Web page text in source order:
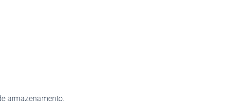
armazenamento.